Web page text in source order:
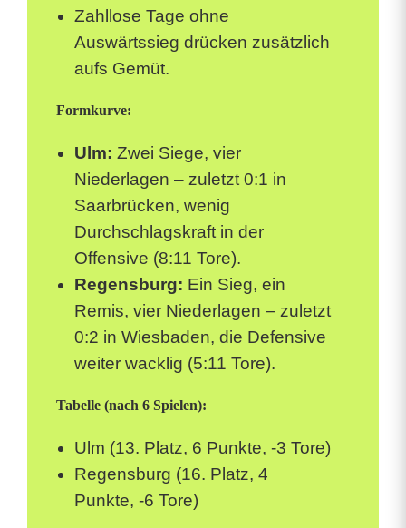
Zahllose Tage ohne
Auswärtssieg drücken zusätzlich
aufs Gemüt.
Formkurve:
Ulm: Zwei Siege, vier
Niederlagen – zuletzt 0:1 in
Saarbrücken, wenig
Durchschlagskraft in der
Offensive (8:11 Tore).
Regensburg: Ein Sieg, ein
Remis, vier Niederlagen – zuletzt
0:2 in Wiesbaden, die Defensive
weiter wacklig (5:11 Tore).
Tabelle (nach 6 Spielen):
Ulm (13. Platz, 6 Punkte, -3 Tore)
Regensburg (16. Platz, 4
Punkte, -6 Tore)